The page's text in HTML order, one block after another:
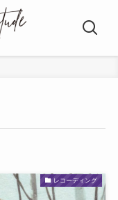
レコーディング